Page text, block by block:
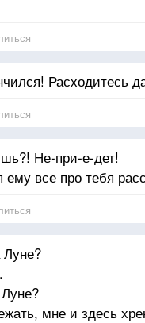
Расходитесь
Не-при-е-дет!
все про тебя
мне и здесь